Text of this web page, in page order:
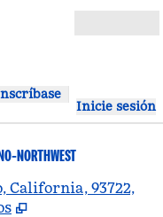
Inicie sesión
NORTHWEST
California, 93722,